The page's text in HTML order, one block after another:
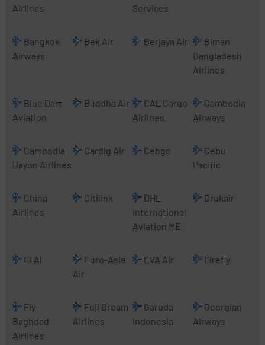
Airlines
Services
Bangkok
Airways
Bek Air Berjaya Air
Biman
Bangladesh
Airlines
Blue Dart
Aviation
Buddha Air
CAL Cargo
Airlines
Cambodia
Airways
Cambodia
Bayon Airlines
Cardig Air Cebgo
Cebu
Pacific
China
Airlines
Citilink
DHL
International
Aviation ME
Drukair
El Al
Euro-Asia
Air
EVA Air Firefly
Fly
Baghdad
Airlines
Fuji Dream
Airlines
Garuda
Indonesia
Georgian
Airways